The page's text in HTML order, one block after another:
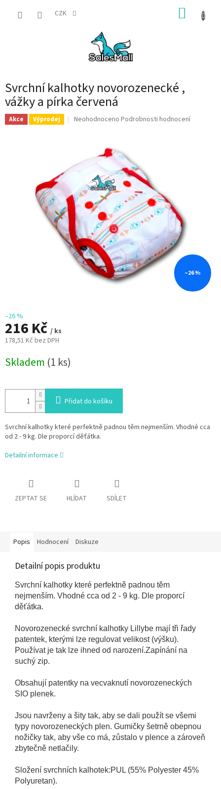
CZK
Svrchní kalhotky novorozenecké ,
vážky a pírka červená
Akce Výprodej
Průměrné
z
hvězdiček.
Neohodnoceno Podrobnosti hodnocení
–26 %
–26 %
216 Kč / ks
178,51 Kč bez DPH
cena:
Skladem (1 ks)
Přidat do košíku
Svrchní kalhotky které perfektně padnou těm nejmenším. Vhodné cca
od 2 - 9 kg. Dle proporcí děťátka.
Detailní informace
ZEPTAT SE HLÍDAT SDÍLET
Popis Hodnocení Diskuze
Detailní popis produktu
Svrchní kalhotky které perfektně padnou těm
nejmenším. Vhodné cca od 2 - 9 kg. Dle proporcí
děťátka.
Novorozenecké svrchní kalhotky Lillybe mají tři řady
patentek, kterými lze regulovat velikost (výšku).
Používat je tak lze ihned od narození.Zapínání na
suchý zip.
Obsahují patentky na vecvaknutí novorozeneckých
SIO plenek.
Jsou navrženy a šity tak, aby se dali použít se všemi
typy novorozeneckých plen. Gumičky šetrně obepnou
nožičky tak, aby vše co má, zůstalo v plence a zároveň
zbytečně netlačily.
Složení svrchních kalhotek:PUL (55% Polyester 45%
Polyuretan).